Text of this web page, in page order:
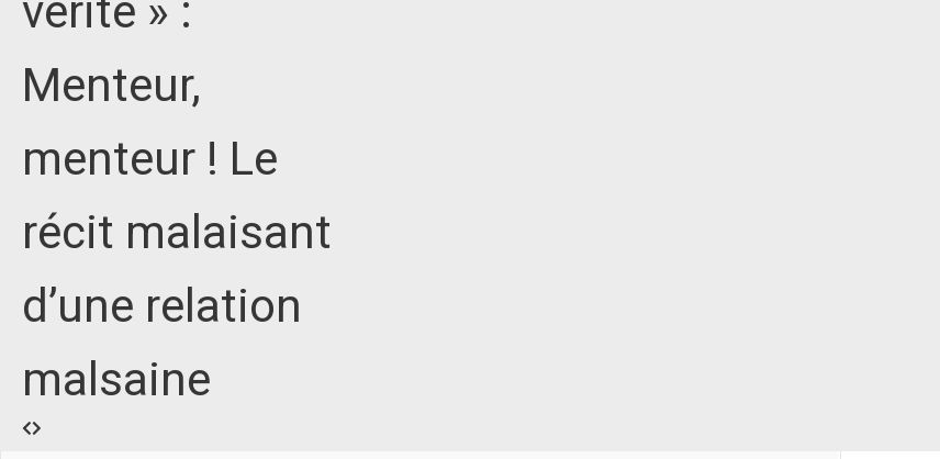
vérité » :
Menteur,
menteur ! Le
récit malaisant
d’une relation
malsaine